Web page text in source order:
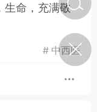
生命，充满敬
# 中西医